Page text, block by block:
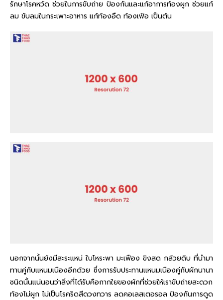
รักษาโรคหวัด ช่วยในการขับถ่าย ป้องกันและแก้อาการท้องผูก ช่วยแก้
ลม ขับลมในกระเพาะอาหาร แก้ท้องอืด ท้องเฟ้อ เป็นต้น
นอกจากนั้นยังมีสะระแหน่ ใบโหระพา มะเฟือง ขิงสด กล้วยดิบ ที่นำมา
ทานคู่กับแหนมเนืองอีกด้วย ซึ่งการรับประทานแหนมเนืองคู่กับผักนานา
ชนิดนั้นแน่นอนว่าสิ่งที่ได้รับคือกากใยของผักที่ช่วยให้เราขับถ่ายสะดวก
ท้องไม่ผูก ไม่เป็นโรคริดสีดวงทวาร ลดคอเลสเตอรอล ป้องกันการดูด